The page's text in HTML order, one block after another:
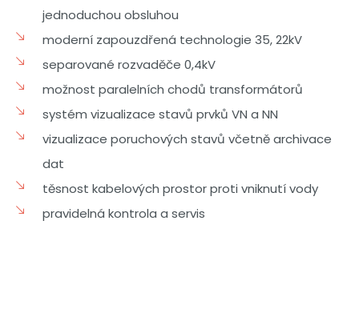
jednoduchou obsluhou
moderní zapouzdřená technologie 35, 22kV
separované rozvaděče 0,4kV
možnost paralelních chodů transformátorů
systém vizualizace stavů prvků VN a NN
vizualizace poruchových stavů včetně archivace
dat
těsnost kabelových prostor proti vniknutí vody
pravidelná kontrola a servis